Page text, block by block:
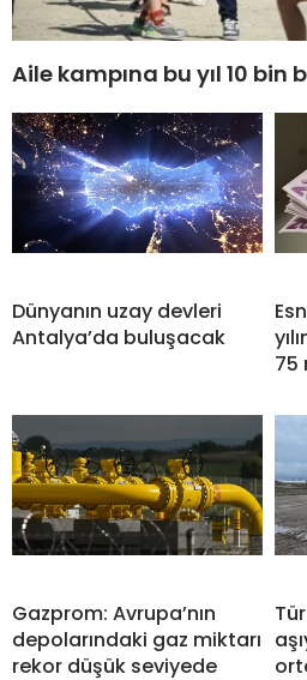
Aile kampına bu yıl 10 bin
Dünyanın uzay devleri
Antalya’da buluşacak
75
Gazprom: Avrupa’nın
depolarındaki gaz miktarı
rekor düşük seviyede